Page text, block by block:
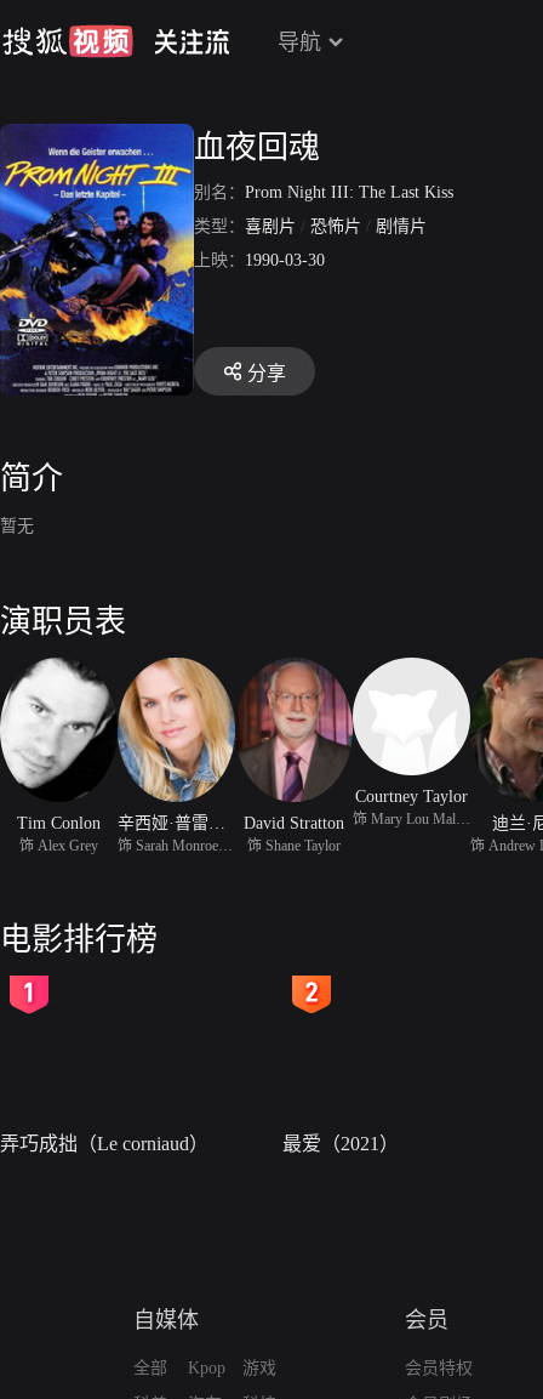
导航
血夜回魂
别名： Prom Night III: The Last Kiss
类型： 喜剧片 / 恐怖片 / 剧情片
上映： 1990-03-30
分享
简介
暂无
演职员表
Tim Conlon
饰 Alex Grey
David Stratton
饰 Shane Taylor
Courtney Taylor
饰 Mary Lou Maloney 迪兰·
饰 Andrew
电影排行榜
弄巧成拙（Le corniaud） 最爱（2021）
自媒体
全部
Kpop
游戏
会员
会员特权